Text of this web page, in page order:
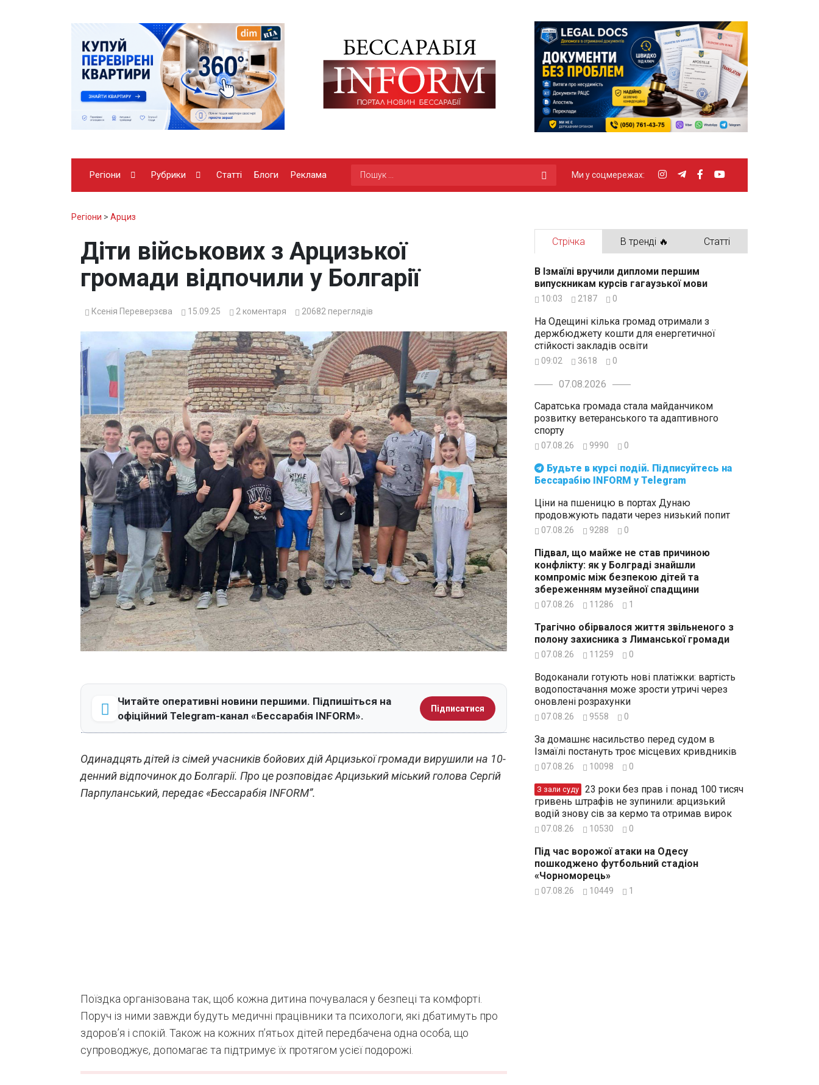
Регіони Рубрики Статті Блоги Реклама Ми у соцмережах:
Регіони > Арциз
Діти військових з Арцизької
громади відпочили у Болгарії
Ксенія Переверзєва 15.09.25 2 коментаря 20682 переглядів
Читайте оперативні новини першими. Підпишіться на
офіційний Telegram-канал «Бессарабія INFORM».
Підписатися
Одинадцять дітей із сімей учасників бойових дій Арцизької громади вирушили на 10-
денний відпочинок до Болгарії. Про це розповідає Арцизький міський голова Сергій
Парпуланський, передає «Бессарабія INFORM”.
Поїздка організована так, щоб кожна дитина почувалася у безпеці та комфорті.
Поруч із ними завжди будуть медичні працівники та психологи, які дбатимуть про
здоров’я і спокій. Також на кожних п’ятьох дітей передбачена одна особа, що
супроводжує, допомагає та підтримує їх протягом усієї подорожі.
Стрічка В тренді 🔥 Статті
Бессарабію INFORM у Telegram
В Ізмаїлі вручили дипломи першим
випускникам курсів гагаузької мови
10:03 2187 0
На Одещині кілька громад отримали з
держбюджету кошти для енергетичної
стійкості закладів освіти
09:02 3618 0
07.08.2026
Саратська громада стала майданчиком
розвитку ветеранського та адаптивного
спорту
07.08.26 9990 0
Ціни на пшеницю в портах Дунаю
продовжують падати через низький попит
07.08.26 9288 0
Підвал, що майже не став причиною
конфлікту: як у Болграді знайшли
компроміс між безпекою дітей та
збереженням музейної спадщини
07.08.26 11286 1
Трагічно обірвалося життя звільненого з
полону захисника з Лиманської громади
07.08.26 11259 0
Водоканали готують нові платіжки: вартість
водопостачання може зрости утричі через
оновлені розрахунки
07.08.26 9558 0
За домашнє насильство перед судом в
Ізмаїлі постануть троє місцевих кривдників
07.08.26 10098 0
З зали суду
гривень штрафів не зупинили: арцизький
водій знову сів за кермо та отримав вирок
07.08.26 10530 0
Під час ворожої атаки на Одесу
пошкоджено футбольний стадіон
«Чорноморець»
07.08.26 10449 1